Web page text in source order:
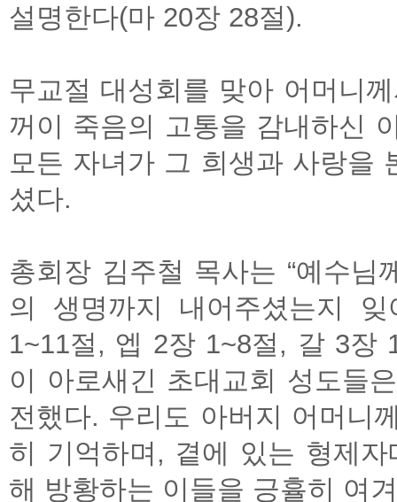
설명한다(마 20장 28절).
무교절 대성회를 맞아 어머니
꺼이 죽음의 고통을 감내하신
모든 자녀가 그 희생과 사랑을
셨다.
총회장 김주철 목사는 “예수
의 생명까지 내어주셨는지
1~11절, 엡 2장 1~8절, 갈 3장
이 아로새긴 초대교회 성도들
전했다. 우리도 아버지 어머니
히 기억하며, 곁에 있는 형제
해 방황하는 이들을 긍휼히 여